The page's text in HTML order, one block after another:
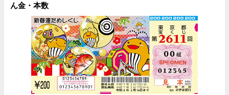
ん金・本数